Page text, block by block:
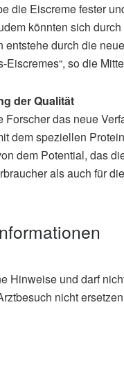
die Eiscreme fester
könnten sich
durch die
so die
der Qualität
das neue
dem speziellen
dem Potential, das
als auch für
Hinweise und darf
nicht